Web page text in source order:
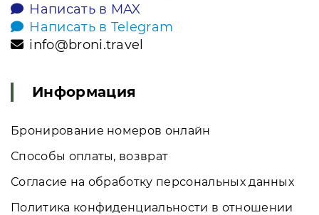
Написать в MAX
Написать в Telegram
info@broni.travel
Информация
Бронирование номеров онлайн
Способы оплаты, возврат
Согласие на обработку персональных данных
Политика конфиденциальности в отношении